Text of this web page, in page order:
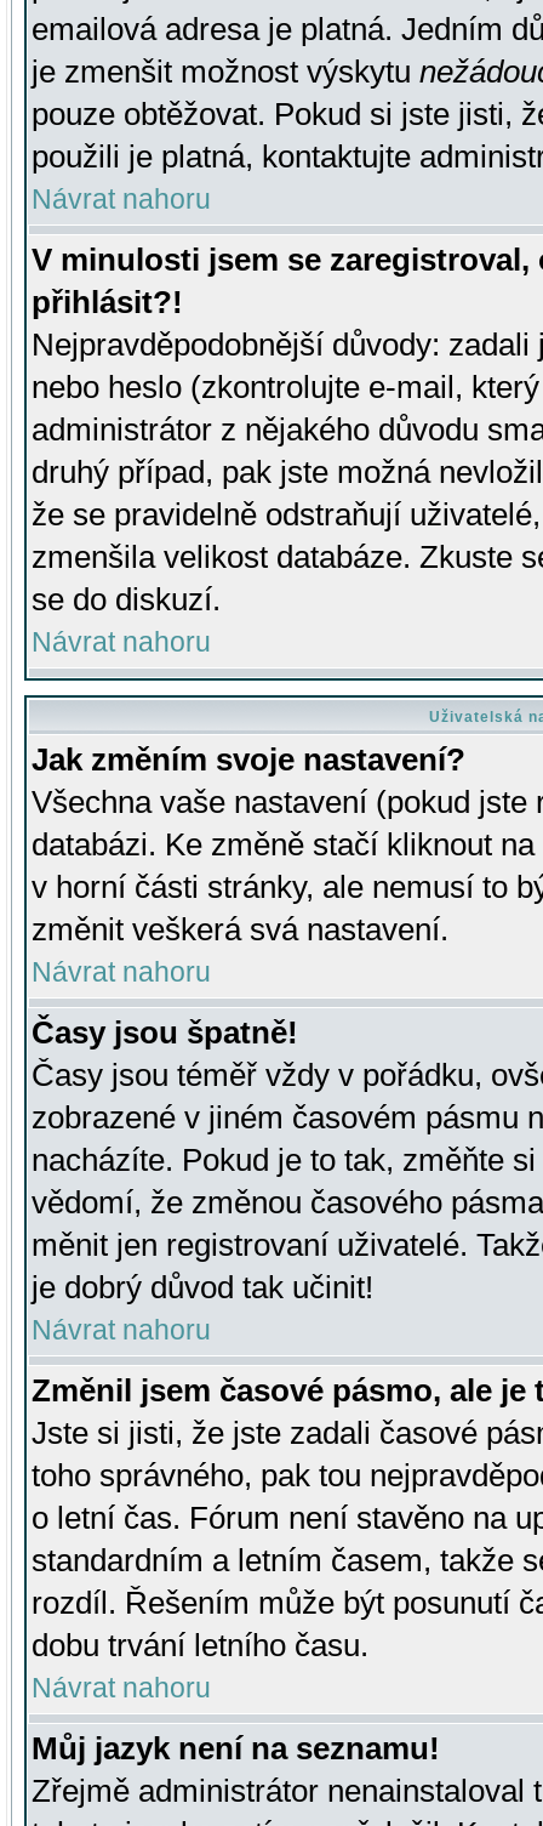
emailová adresa je platná. Jedním
je zmenšit možnost výskytu
pouze obtěžovat. Pokud si jste jisti,
použili je platná, kontaktujte
Návrat nahoru
V minulosti jsem se
přihlásit?!
Nejpravděpodobnější důvody:
nebo heslo (zkontrolujte e-mail,
administrátor z nějakého důvodu
druhý případ, pak jste možná
že se pravidelně odstraňují
zmenšila velikost databáze. Zkuste
se do diskuzí.
Návrat nahoru
Uživatelská
Jak změním svoje nastavení?
Všechna vaše nastavení (pokud
databázi. Ke změně stačí kliknout
v horní části stránky, ale nemusí to
změnit veškerá svá nastavení.
Návrat nahoru
Časy jsou špatně!
Časy jsou téměř vždy v pořádku,
zobrazené v jiném časovém pásmu
nacházíte. Pokud je to tak, změňte
vědomí, že změnou časového
měnit jen registrovaní uživatelé.
je dobrý důvod tak učinit!
Návrat nahoru
Změnil jsem časové pásmo, ale je
Jste si jisti, že jste zadali časové
toho správného, pak tou
o letní čas. Fórum není stavěno na
standardním a letním časem, takže
rozdíl. Řešením může být posunutí
dobu trvání letního času.
Návrat nahoru
Můj jazyk není na seznamu!
Zřejmě administrátor nenainstaloval